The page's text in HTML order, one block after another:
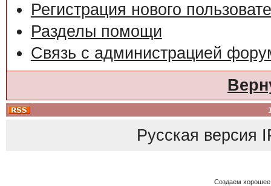
Регистрация нового
Разделы помощи
Связь с администрацией
Русская версия
Создаем